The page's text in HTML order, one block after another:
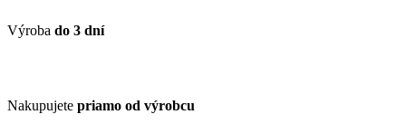
Výroba do 3 dní
Nakupujete priamo od výrobcu